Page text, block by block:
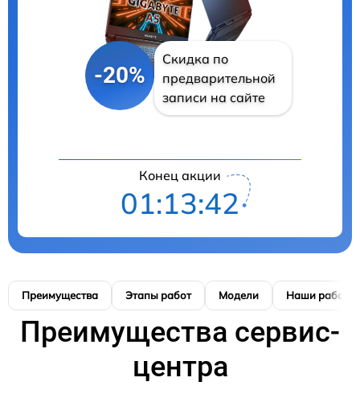
-20%
Скидка по
предварительной
записи на сайте
Конец акции
01:13:42
Преимущества Этапы работ Модели Наши работы
Преимущества сервис-
центра